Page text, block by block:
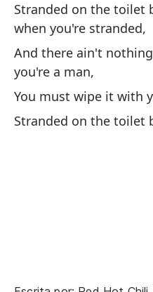
Stranded on the toilet
when you're stranded,
And there ain't
you're a man,
You must wipe it with
Stranded on the toilet